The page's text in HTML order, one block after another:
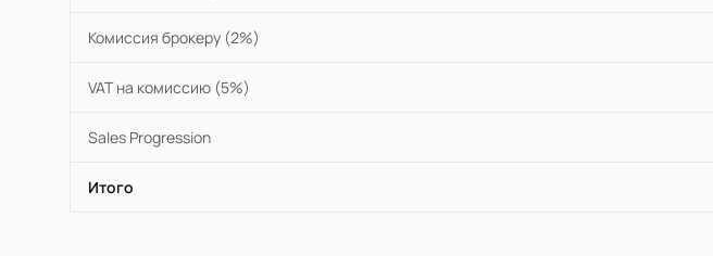
Комиссия брокеру (2%)
VAT на комиссию (5%)
Sales Progression
Итого